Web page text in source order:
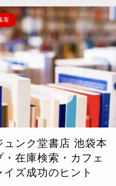
客
ュンク堂書店 池袋本
在庫検索・カフェ
ズ成功のヒント